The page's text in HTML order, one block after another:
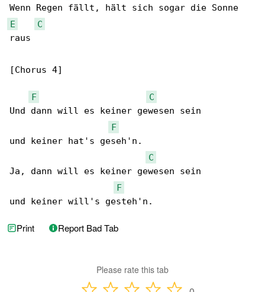
E
C
raus
[Chorus 4]
F
C
Und dann will es keiner gewesen sein
F
und keiner hat's geseh'n.
C
Ja, dann will es keiner gewesen sein
F
und keiner will's gesteh'n.
Print Report Bad Tab
Please rate this tab